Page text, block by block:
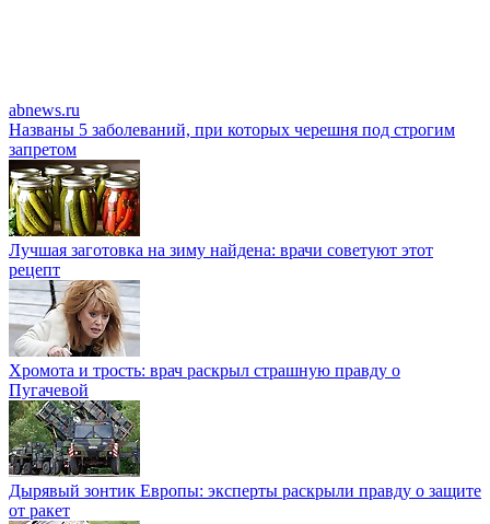
abnews.ru
Названы 5 заболеваний, при которых черешня под строгим
запретом
Лучшая заготовка на зиму найдена: врачи советуют этот
рецепт
Хромота и трость: врач раскрыл страшную правду о
Пугачевой
Дырявый зонтик Европы: эксперты раскрыли правду о защите
от ракет